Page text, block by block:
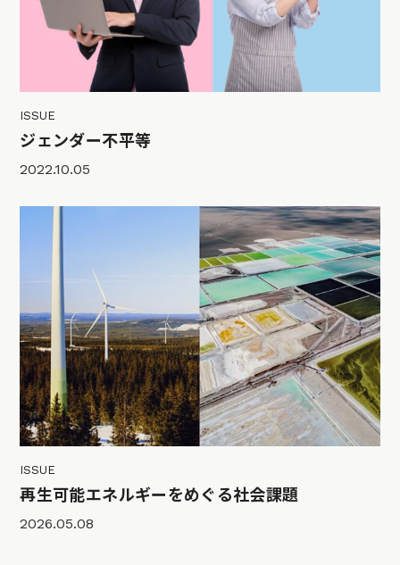
ISSUE
ジェンダー不平等
2022.10.05
ISSUE
再生可能エネルギーをめぐる社会課題
2026.05.08